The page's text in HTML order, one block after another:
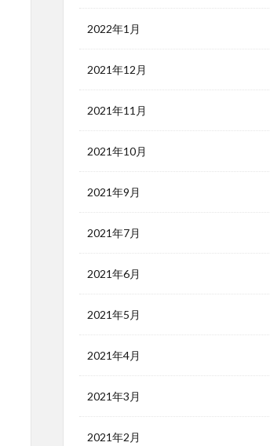
2022年1月
2021年12月
2021年11月
2021年10月
2021年9月
2021年7月
2021年6月
2021年5月
2021年4月
2021年3月
2021年2月